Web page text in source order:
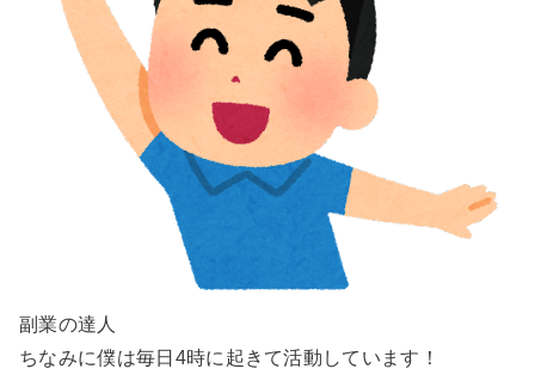
副業の達人
ちなみに僕は毎日4時に起きて活動しています！